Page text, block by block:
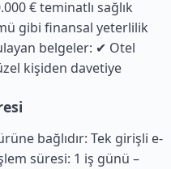
€ teminatlı sağlık
gibi finansal yeterlilik
belgeler: ✔ Otel
kişiden davetiye
bağlıdır: Tek girişli e-
süresi: 1 iş günü –